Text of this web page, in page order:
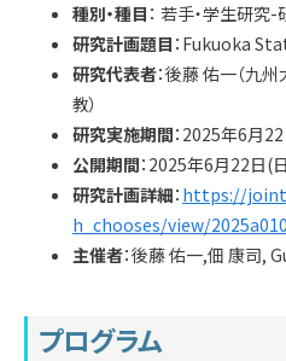
メルマガ
種別・種目 ： 若手・学生研究-
研究計画題目 ：Fukuoka
研究代表者：後藤 佑一（九
教）
研究実施期間：2025年6月
公開期間：2025年6月22日(
研究計画詳細： https://
h_chooses/view/2025a010
主催者：後藤 佑一,佃 康司,
プログラム